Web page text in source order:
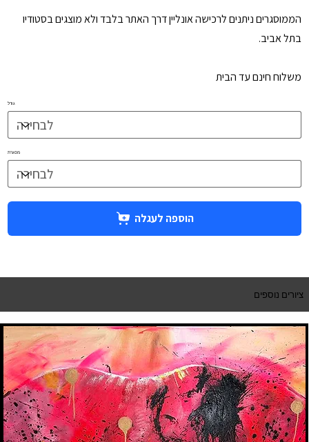
הממוסגרים ניתנים לרכישה אונליין דרך האתר בלבד ולא מוצגים בסטודיו
בתל אביב.
משלוח חינם עד הבית
גודל
מסגרת
הוספה לעגלה
ציורים נוספים